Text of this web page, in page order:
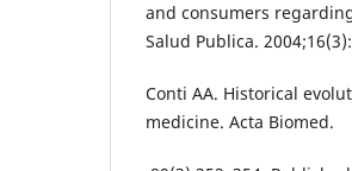
and consumers
Salud Publica.
Conti AA. Historical
medicine. Acta Biomed.